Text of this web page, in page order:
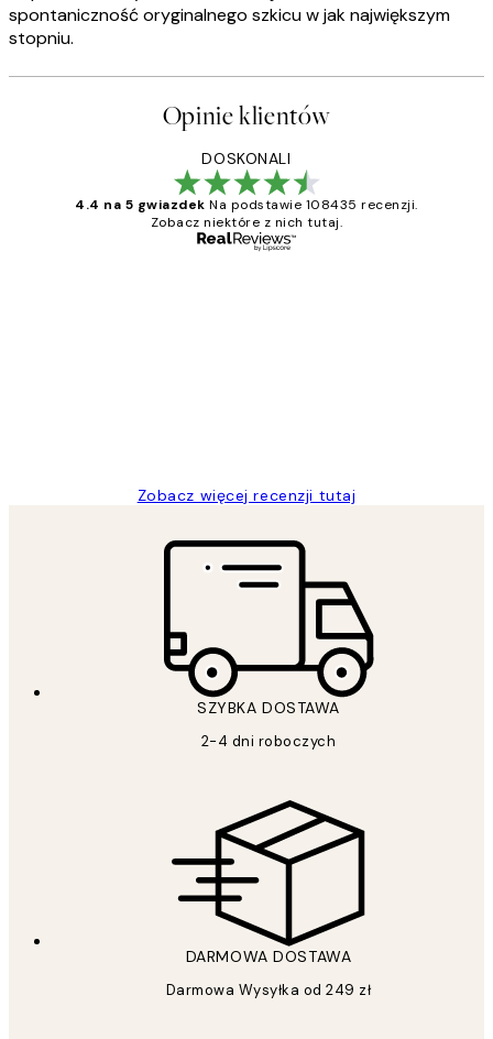
spontaniczność oryginalnego szkicu w jak największym
stopniu.
Opinie klientów
DOSKONALI
4.4 na 5 gwiazdek Na podstawie 108435 recenzji.
Zobacz niektóre z nich tutaj.
Zobacz więcej recenzji tutaj
SZYBKA DOSTAWA
2-4 dni roboczych
DARMOWA DOSTAWA
Darmowa Wysyłka od 249 zł